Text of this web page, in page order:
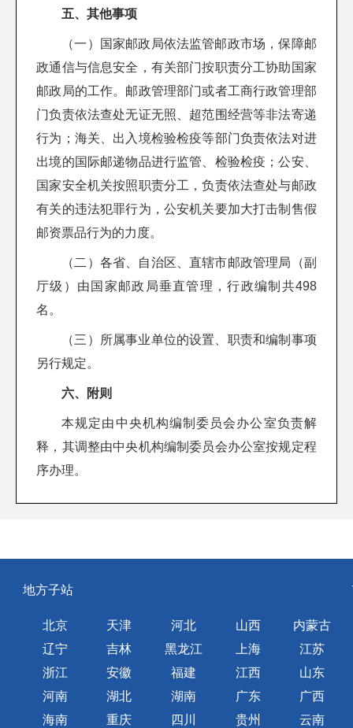
五、其他事项
（一）国家邮政局依法监管邮政市场，保障邮
政通信与信息安全，有关部门按职责分工协助国家
邮政局的工作。邮政管理部门或者工商行政管理部
门负责依法查处无证无照、超范围经营等非法寄递
行为；海关、出入境检验检疫等部门负责依法对进
出境的国际邮递物品进行监管、检验检疫；公安、
国家安全机关按照职责分工，负责依法查处与邮政
有关的违法犯罪行为，公安机关要加大打击制售假
邮资票品行为的力度。
（二）各省、自治区、直辖市邮政管理局（副
厅级）由国家邮政局垂直管理，行政编制共498
名。
（三）所属事业单位的设置、职责和编制事项
另行规定。
六、附则
本规定由中央机构编制委员会办公室负责解
释，其调整由中央机构编制委员会办公室按规定程
序办理。
地方子站
北京 天津 河北 山西
内蒙古
辽宁
吉林 黑龙江 上海
江苏
浙江
安徽 福建 江西
山东
河南
湖北 湖南 广东
广西
海南
重庆 四川 贵州 云南